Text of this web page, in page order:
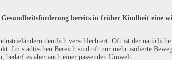
bereits in früher Kindheit eine
deutlich verschlechtert. Oft ist der
Im städtischen Bereich sind oft nur mehr isolierte
es aber auch einer passenden Umwelt.